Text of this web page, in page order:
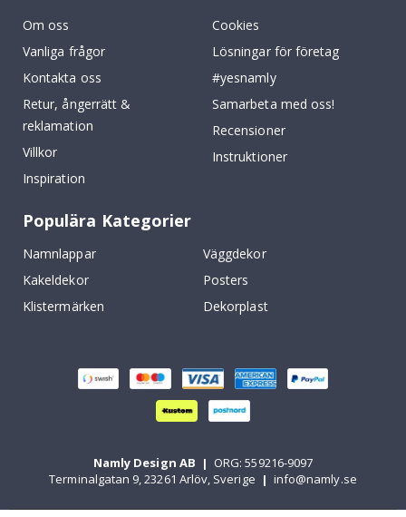
Om oss
Vanliga frågor
Kontakta oss
Retur, ångerrätt &
reklamation
Villkor
Inspiration
Cookies
Lösningar för företag
#yesnamly
Samarbeta med oss!
Recensioner
Instruktioner
Populära Kategorier
Namnlappar
Väggdekor
Kakeldekor
Posters
Klistermärken
Dekorplast
Namly Design AB | ORG: 559216-9097
Terminalgatan 9, 23261 Arlöv, Sverige | info@namly.se